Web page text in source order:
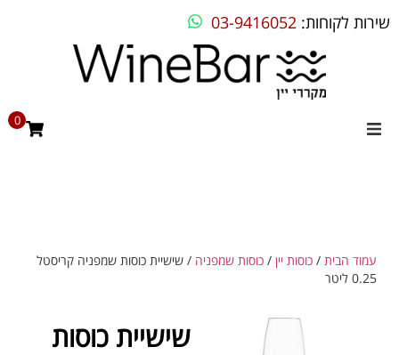
שירות לקוחות: 03-9416052
מקרר יין מדחס
0
עמוד הבית / כוסות יין / כוסות שמפניה / שישיית כוסות שמפניה קריסטל
0.25 ליטר
שישיית כוסות